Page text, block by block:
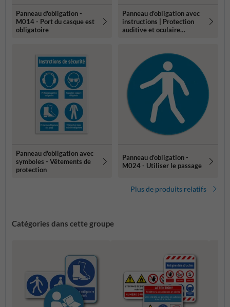
Panneau d'obligation -
M014 - Port du casque est
obligatoire
Panneau d'obligation avec
instructions | Protection
auditive et oculaire
Panneau d'obligation avec
symboles - Vêtements de
protection
Panneau d'obligation -
M024 - Utiliser le passage
Plus de produits relatifs
Catégories dans cette groupe